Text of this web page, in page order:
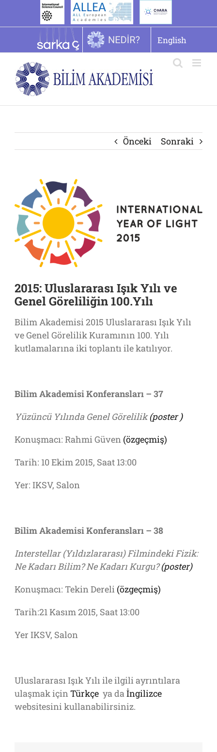
English
Önceki Sonraki
2015: Uluslararası Işık Yılı ve
Genel Göreliliğin 100.Yılı
Bilim Akademisi 2015 Uluslararası Işık Yılı
ve Genel Görelilik Kuramının 100. Yılı
kutlamalarına iki toplantı ile katılıyor.
Bilim Akademisi Konferansları – 37
Yüzüncü Yılında Genel Görelilik(poster)
Konuşmacı: Rahmi Güven (özgeçmiş)
Tarih: 10 Ekim 2015, Saat 13:00
Yer: IKSV, Salon
Bilim Akademisi Konferansları – 38
Interstellar (Yıldızlararası) Filmindeki Fizik:
Ne Kadarı Bilim? Ne Kadarı Kurgu?(poster)
Konuşmacı: Tekin Dereli (özgeçmiş)
Tarih:21 Kasım 2015, Saat 13:00
Yer IKSV, Salon
Uluslararası Işık Yılı ile ilgili ayrıntılara
ulaşmak içinTürkçe ya daİngilizce
websitesini kullanabilirsiniz.